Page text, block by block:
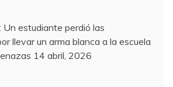
Un estudiante perdió las
llevar un arma blanca a la escuela
14 abril, 2026